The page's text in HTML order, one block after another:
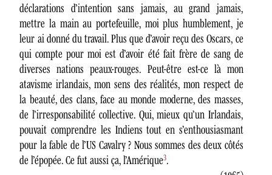
déclarations d’intention sans jamais, au grand jamais,
mettre la main au portefeuille, moi plus humblement, je
leur ai donné du travail. Plus que d’avoir reçu des Oscars, ce
qui compte pour moi est d’avoir été fait frère de sang de
diverses nations peaux-rouges. Peut-être est-ce là mon
atavisme irlandais, mon sens des réalités, mon respect de
la beauté, des clans, face au monde moderne, des masses,
de l’irresponsabilité collective. Qui, mieux qu’un Irlandais,
pouvait comprendre les Indiens tout en s’enthousiasmant
pour la fable de l’US Cavalry ? Nous sommes des deux côtés
de l’épopée. Ce fut aussi ça, l’Amérique3.